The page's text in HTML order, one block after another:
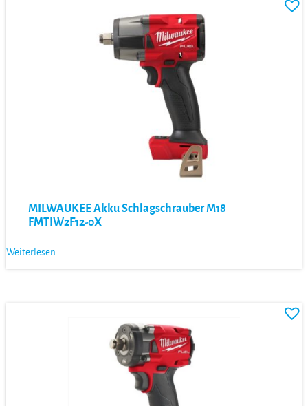
MILWAUKEE Akku Schlagschrauber M18
FMTIW2F12-0X
Weiterlesen